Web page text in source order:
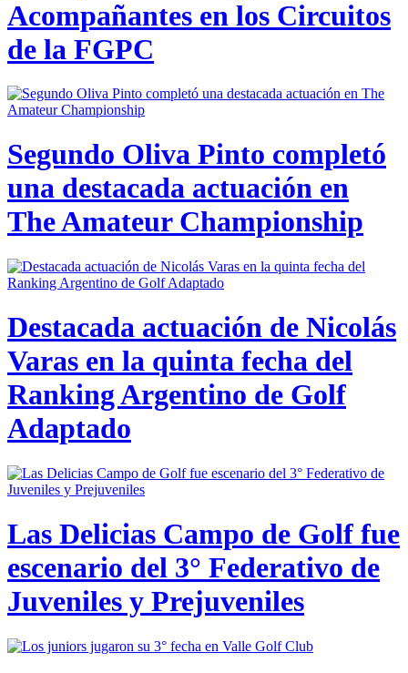
Acompañantes en los Circuitos
de la FGPC
Segundo Oliva Pinto completó
una destacada actuación en
The Amateur Championship
Destacada actuación de Nicolás
Varas en la quinta fecha del
Ranking Argentino de Golf
Adaptado
Las Delicias Campo de Golf fue
escenario del 3° Federativo de
Juveniles y Prejuveniles